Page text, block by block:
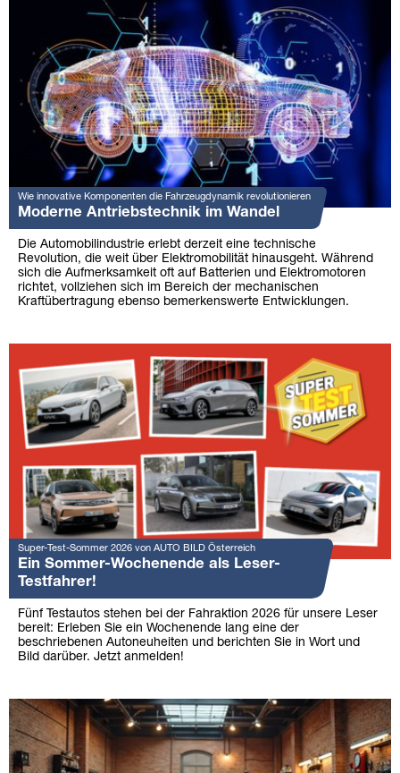
Wie innovative Komponenten die Fahrzeugdynamik revolutionieren
Moderne Antriebstechnik im Wandel
Die Automobilindustrie erlebt derzeit eine technische
Revolution, die weit über Elektromobilität hinausgeht. Während
sich die Aufmerksamkeit oft auf Batterien und Elektromotoren
richtet, vollziehen sich im Bereich der mechanischen
Kraftübertragung ebenso bemerkenswerte Entwicklungen.
Super-Test-Sommer 2026 von AUTO BILD Österreich
Ein Sommer-Wochenende als Leser-
Testfahrer!
Fünf Testautos stehen bei der Fahraktion 2026 für unsere Leser
bereit: Erleben Sie ein Wochenende lang eine der
beschriebenen Autoneuheiten und berichten Sie in Wort und
Bild darüber. Jetzt anmelden!